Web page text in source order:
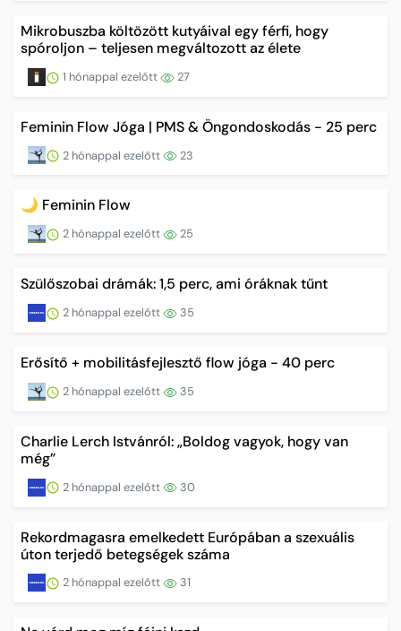
Mikrobuszba költözött kutyáival egy férfi, hogy
spóroljon – teljesen megváltozott az élete
1 hónappal ezelőtt 27
Feminin Flow Jóga | PMS & Öngondoskodás - 25 perc
2 hónappal ezelőtt 23
🌙 Feminin Flow
2 hónappal ezelőtt 25
Szülőszobai drámák: 1,5 perc, ami óráknak tűnt
2 hónappal ezelőtt 35
Erősítő + mobilitásfejlesztő flow jóga - 40 perc
2 hónappal ezelőtt 35
Charlie Lerch Istvánról: „Boldog vagyok, hogy van
még”
2 hónappal ezelőtt 30
Rekordmagasra emelkedett Európában a szexuális
úton terjedő betegségek száma
2 hónappal ezelőtt 31